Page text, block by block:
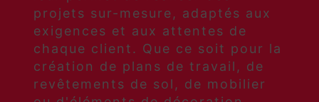
projets sur-mesure, adaptés aux
exigences et aux attentes de
chaque client. Que ce soit pour la
création de plans de travail, de
revêtements de sol, de mobilier